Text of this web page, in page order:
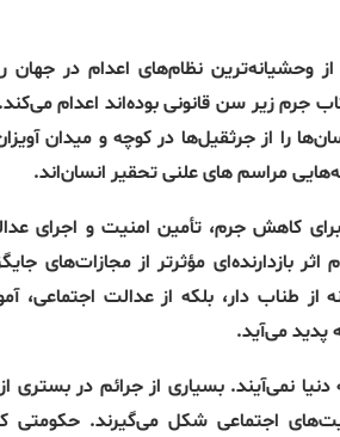
وحشیانه‌ترین نظام‌های اعدام در جهان
جرم زیر سن قانونی بوده‌اند اعدام می‌کند
را از جرثقیل‌ها در کوچه و میدان
مراسم های علنی تحقیر انسان‌اند.
کاهش جرم، تأمین امنیت و اجرای
بازدارنده‌ای مؤثرتر از مجازات‌های
از طناب دار، بلکه از عدالت اجتماعی،
پدید می‌آید.
نمی‌آیند.بسیاری از جرائم در بستری
اجتماعی شکل می‌گیرند. حکومتی